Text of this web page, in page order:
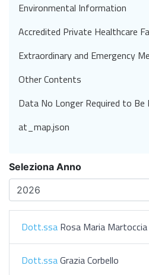
Seleziona Anno
Dott.ssa Rosa Maria Martoccia
Dott.ssaGrazia Corbello
Environmental Information
Accredited Private Healthcare
Extraordinary and Emergency
Other Contents
Data No Longer Required to Be
at_map.json